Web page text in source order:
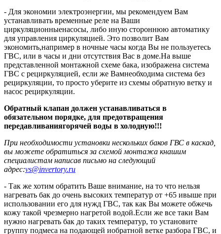
- Для экономии электроэнергии, мы рекомендуем Вам
устанавливать временные реле на Ваши
циркуляционныенасосы, либо иную стороннюю автоматику
для управления циркуляцией. Это позволит Вам
экономить,например в ночные часы когда Вы не пользуетесь
ГВС, или в часы и дни отсутствия Вас в доме.На выше
представленной монтажной схеме бака, изображена система
ГВС с рециркуляцией, если же Вамнеобходима система без
рециркуляции, то просто уберите из схемы обратную ветку и
насос рециркуляции.
Обратный клапан должен устанавливаться в
обязательном порядке, для предотвращения
передавливаниягорячей воды в холодную!!!
При необходимости установки нескольких баков ГВС в каскад,
вы можете обратиться за схемой монтажа кнашим
специалистам написав письмо на следующий
адрес:vs@invertory.ru
- Так же хотим обратить Ваше внимание, на то что нельзя
нагревать бак до очень высоких температур от +65 ивыше при
использовании его для нужд ГВС, так как Вы можете обжечь
кожу такой чрезмерно нагретой водой.Если же все таки Вам
нужно нагревать бак до таких температур, то установите
группу подмеса на подающей иобратной ветке разбора ГВС, и